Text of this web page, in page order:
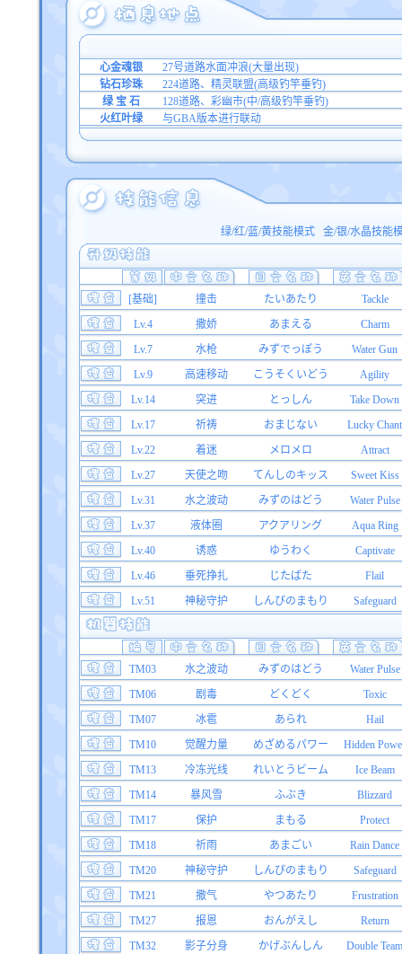
心金魂银
27号道路水面冲浪(大量出现)
钻石珍珠
224道路、精灵联盟(高级钓竿垂钓)
绿 宝 石
128道路、彩幽市(中/高级钓竿垂钓)
火红叶绿
与GBA版本进行联动
绿/红/蓝/黄技能模式 金/银/水晶技能
[基础] 撞击 たいあたり
Tackle
Lv.4
撒娇 あまえる
Charm
Lv.7
水枪 みずでっぽう
Water Gun
Lv.9
高速移动 こうそくいどう
Agility
Lv.14
突进 とっしん
Take Down
Lv.17
祈祷 おまじない
Lucky Chant
Lv.22
着迷 メロメロ
Attract
Lv.27
天使之吻 てんしのキッス
Sweet Kiss
Lv.31
水之波动 みずのはどう
Water Pulse
Lv.37
液体圈 アクアリング
Aqua Ring
Lv.40
诱惑 ゆうわく
Captivate
Lv.46
垂死挣扎 じたばた
Flail
Lv.51
神秘守护 しんぴのまもり Safeguard
TM03 水之波动 みずのはどう
Water Pulse
TM06
剧毒 どくどく
Toxic
TM07
冰雹 あられ
Hail
TM10
觉醒力量 めざめるパワー
Hidden
TM13
冷冻光线 れいとうビーム
Ice Beam
TM14
暴风雪 ふぶき
Blizzard
TM17
保护 まもる
Protect
TM18
祈雨 あまごい
Rain Dance
TM20
神秘守护 しんぴのまもり
Safeguard
TM21
撒气 やつあたり
Frustration
TM27
报恩 おんがえし
Return
TM32
影子分身 かげぶんしん
Double Team